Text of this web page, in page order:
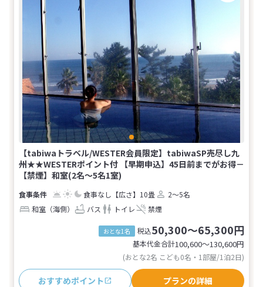
【tabiwaトラベル/WESTER会員限定】tabiwaSP売尽し九
州★★WESTERポイント付 【早期申込】45日前までがお得－
【禁煙】和室(2名～5名1室)
食事なし 【広さ】10畳
2～5名
和室（海側）
バス トイレ 禁煙
おとな1名 税込50,300～65,300円
基本代金合計100,600〜130,600円
(おとな2名 こども0名・1部屋/1泊2日)
おすすめポイント プランの詳細